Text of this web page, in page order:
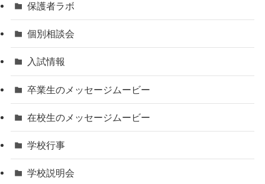
保護者ラボ
個別相談会
入試情報
卒業生のメッセージムービー
在校生のメッセージムービー
学校行事
学校説明会